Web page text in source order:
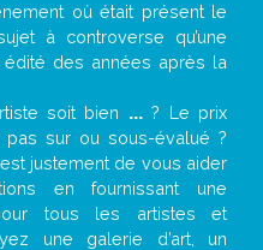
où était présent le
à controverse qu’une
des années après la
soit bien ...? Le prix
pas sur ou sous-évalué ?
justement de vous aider
en fournissant une
tous les artistes et
une galerie d’art, un